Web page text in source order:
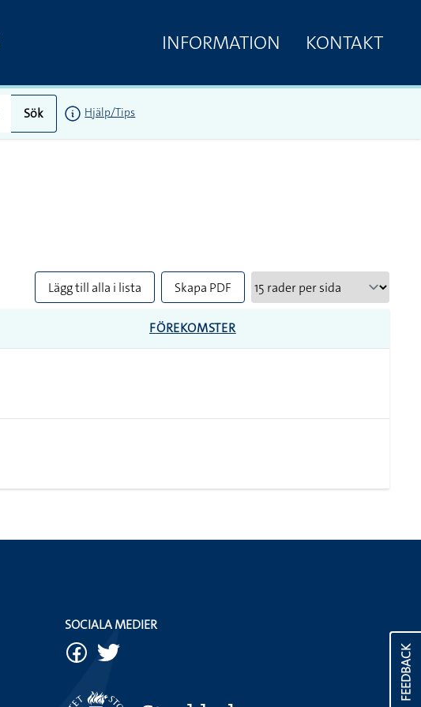
INFORMATION KONTAKT
Sök Hjälp/Tips
Lägg till alla i lista Skapa PDF
FÖREKOMSTER
FEEDBACK
SOCIALA MEDIER